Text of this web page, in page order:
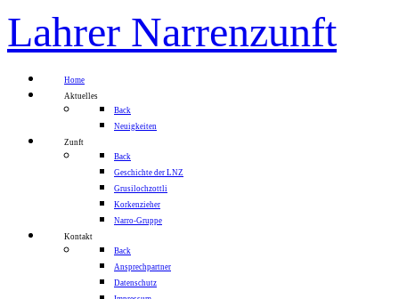
Lahrer Narrenzunft
Home
Aktuelles
Back
Neuigkeiten
Zunft
Back
Geschichte der LNZ
Grusilochzottli
Korkenzieher
Narro-Gruppe
Kontakt
Back
Ansprechpartner
Datenschutz